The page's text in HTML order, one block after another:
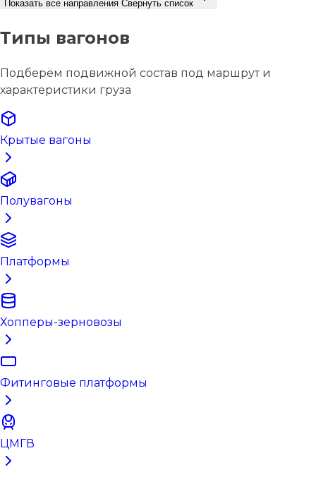
Показать все направления Свернуть список
Типы вагонов
Подберём подвижной состав под маршрут и
характеристики груза
Крытые вагоны
Полувагоны
Платформы
Хопперы-зерновозы
Фитинговые платформы
ЦМГВ